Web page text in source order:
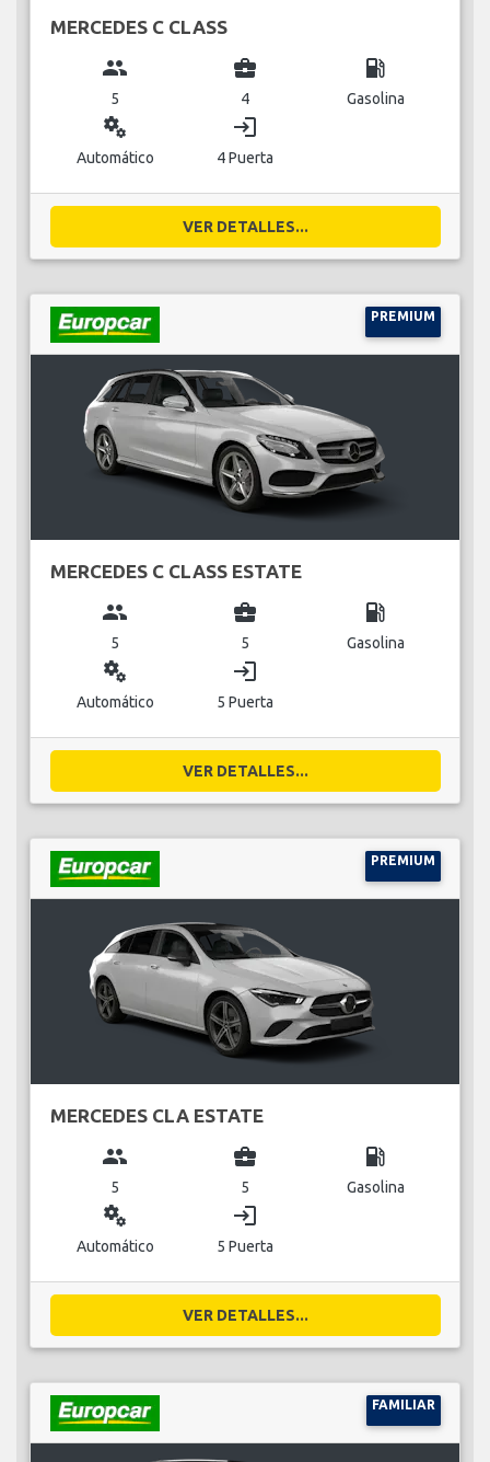
MERCEDES C CLASS
group
5
business_center
4
local_gas_station
Gasolina
miscellaneous_services
Automático
login
4 Puerta
VER DETALLES...
PREMIUM
MERCEDES C CLASS ESTATE
group
5
business_center
5
local_gas_station
Gasolina
miscellaneous_services
Automático
login
5 Puerta
VER DETALLES...
PREMIUM
MERCEDES CLA ESTATE
group
5
business_center
5
local_gas_station
Gasolina
miscellaneous_services
Automático
login
5 Puerta
VER DETALLES...
FAMILIAR